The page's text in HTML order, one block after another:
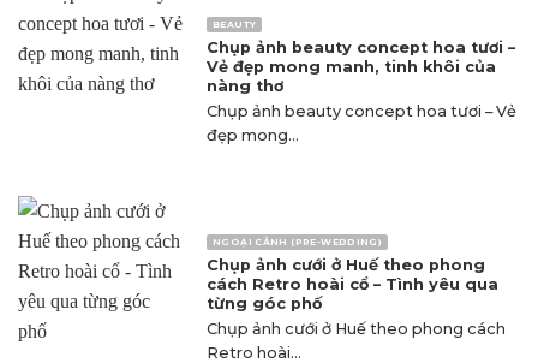
BEAUTY
Chụp ảnh beauty concept hoa tươi –
Vẻ đẹp mong manh, tinh khôi của
nàng thơ
Chụp ảnh beauty concept hoa tươi – Vẻ
đẹp mong...
NGOẠI CẢNH (PRE-WEDDING)
Chụp ảnh cưới ở Huế theo phong
cách Retro hoài cổ – Tình yêu qua
từng góc phố
Chụp ảnh cưới ở Huế theo phong cách
Retro hoài...